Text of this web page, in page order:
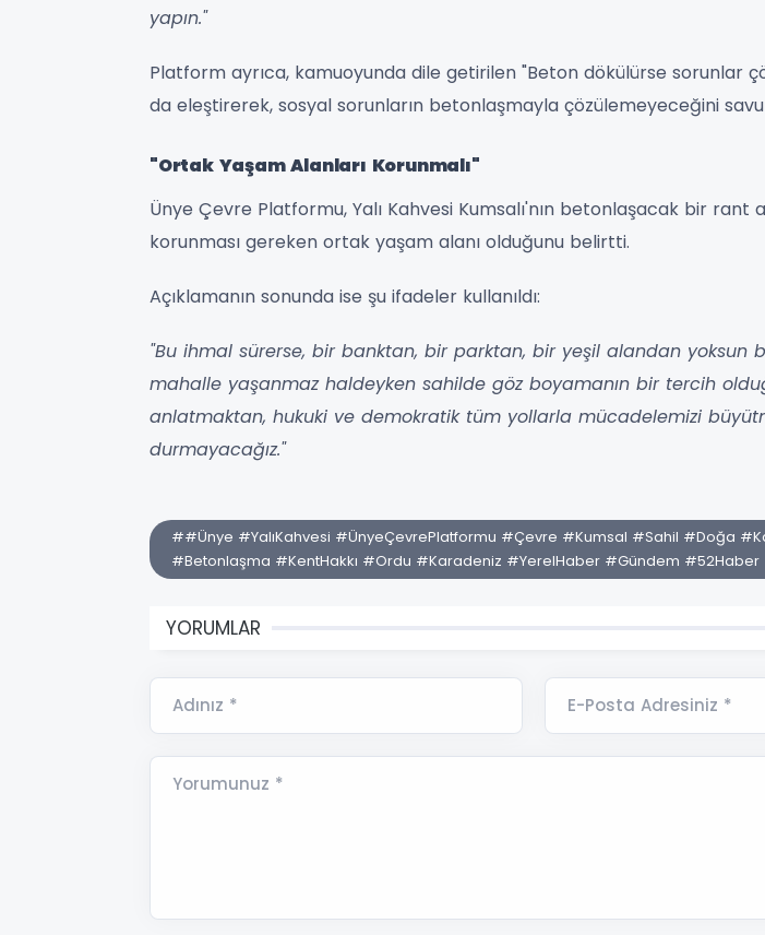
yapın."
Platform ayrıca, kamuoyunda dile getirilen "Beton dökülürse sorunlar
da eleştirerek, sosyal sorunların betonlaşmayla çözülemeyeceğini
"Ortak Yaşam Alanları Korunmalı"
Ünye Çevre Platformu, Yalı Kahvesi Kumsalı'nın betonlaşacak bir rant
korunması gereken ortak yaşam alanı olduğunu belirtti.
Açıklamanın sonunda ise şu ifadeler kullanıldı:
"Bu ihmal sürerse, bir banktan, bir parktan, bir yeşil alandan yoksun
mahalle yaşanmaz haldeyken sahilde göz boyamanın bir tercih
anlatmaktan, hukuki ve demokratik tüm yollarla mücadelemizi
durmayacağız."
##Ünye #YalıKahvesi #ÜnyeÇevrePlatformu #Çevre #Kumsal #Sahil #Doğa
#Betonlaşma #KentHakkı #Ordu #Karadeniz #YerelHaber #Gündem #52Haber
YORUMLAR
Adınız * E-Posta Adresiniz *
Yorumunuz *